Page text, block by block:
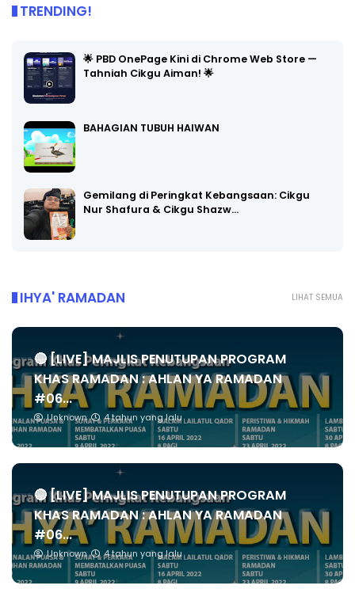
TRENDING!
🌟 PBD OnePage Kini di Chrome Web Store —
Tahniah Cikgu Aiman! 🌟
BAHAGIAN TUBUH HAIWAN
Gemilang di Peringkat Kebangsaan: Cikgu
Nur Shafura & Cikgu Shazw…
LIHAT SEMUA
IHYA' RAMADAN
🔴 [LIVE] MAJLIS PENUTUPAN PROGRAM
KHAS RAMADAN : AHLAN YA RAMADAN
#06...
Unknown 4 tahun yang lalu
🔴 [LIVE] MAJLIS PENUTUPAN PROGRAM
KHAS RAMADAN : AHLAN YA RAMADAN
#06...
Unknown 4 tahun yang lalu